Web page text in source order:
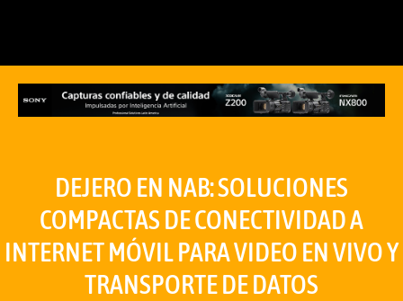
DEJERO EN NAB: SOLUCIONES
COMPACTAS DE CONECTIVIDAD A
INTERNET MÓVIL PARA VIDEO EN VIVO Y
TRANSPORTE DE DATOS